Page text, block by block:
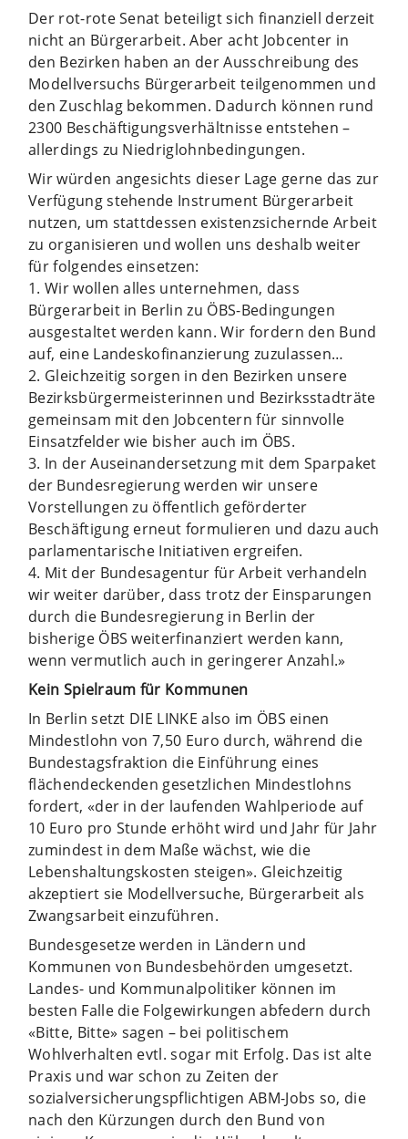
Der rot-rote Senat beteiligt sich finanziell derzeit
nicht an Bürgerarbeit. Aber acht Jobcenter in
den Bezirken haben an der Ausschreibung des
Modellversuchs Bürgerarbeit teilgenommen und
den Zuschlag bekommen. Dadurch können rund
2300 Beschäftigungsverhältnisse entstehen –
allerdings zu Niedriglohnbedingungen.
Wir würden angesichts dieser Lage gerne das zur
Verfügung stehende Instrument Bürgerarbeit
nutzen, um stattdessen existenzsichernde Arbeit
zu organisieren und wollen uns deshalb weiter
für folgendes einsetzen:
1. Wir wollen alles unternehmen, dass
Bürgerarbeit in Berlin zu ÖBS-Bedingungen
ausgestaltet werden kann. Wir fordern den Bund
auf, eine Landeskofinanzierung zuzulassen…
2. Gleichzeitig sorgen in den Bezirken unsere
Bezirksbürgermeisterinnen und Bezirksstadträte
gemeinsam mit den Jobcentern für sinnvolle
Einsatzfelder wie bisher auch im ÖBS.
3. In der Auseinandersetzung mit dem Sparpaket
der Bundesregierung werden wir unsere
Vorstellungen zu öffentlich geförderter
Beschäftigung erneut formulieren und dazu auch
parlamentarische Initiativen ergreifen.
4. Mit der Bundesagentur für Arbeit verhandeln
wir weiter darüber, dass trotz der Einsparungen
durch die Bundesregierung in Berlin der
bisherige ÖBS weiterfinanziert werden kann,
wenn vermutlich auch in geringerer Anzahl.»
Kein Spielraum für Kommunen
In Berlin setzt DIE LINKE also im ÖBS einen
Mindestlohn von 7,50 Euro durch, während die
Bundestagsfraktion die Einführung eines
flächendeckenden gesetzlichen Mindestlohns
fordert, «der in der laufenden Wahlperiode auf
10 Euro pro Stunde erhöht wird und Jahr für Jahr
zumindest in dem Maße wächst, wie die
Lebenshaltungskosten steigen». Gleichzeitig
akzeptiert sie Modellversuche, Bürgerarbeit als
Zwangsarbeit einzuführen.
Bundesgesetze werden in Ländern und
Kommunen von Bundesbehörden umgesetzt.
Landes- und Kommunalpolitiker können im
besten Falle die Folgewirkungen abfedern durch
«Bitte, Bitte» sagen – bei politischem
Wohlverhalten evtl. sogar mit Erfolg. Das ist alte
Praxis und war schon zu Zeiten der
sozialversicherungspflichtigen ABM-Jobs so, die
nach den Kürzungen durch den Bund von